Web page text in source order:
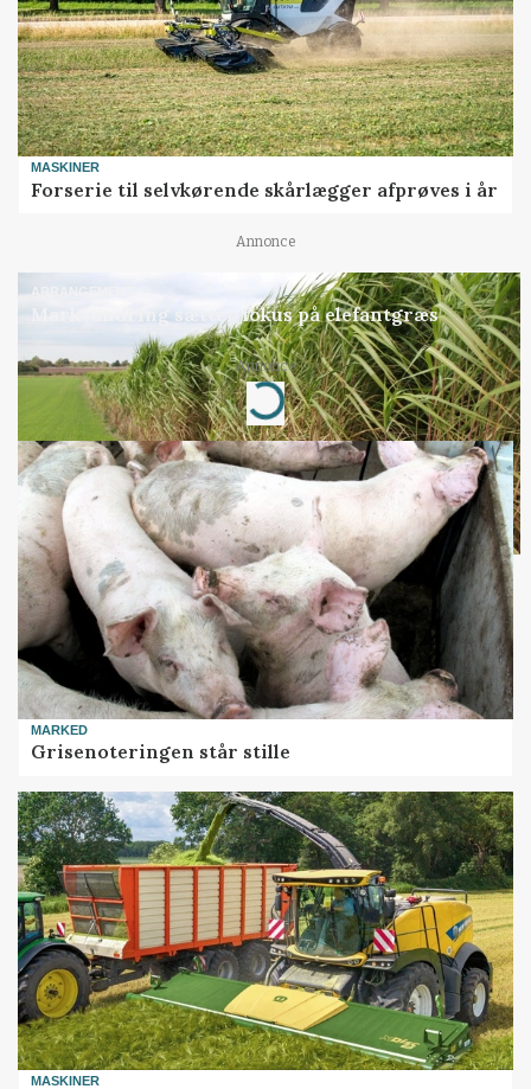
MASKINER
Forserie til selvkørende skårlægger afprøves i år
Annonce
ARRANGEMENT
Markvandring sætter fokus på elefantgræs
Annonce
Loading...
MARKED
Grisenoteringen står stille
MASKINER